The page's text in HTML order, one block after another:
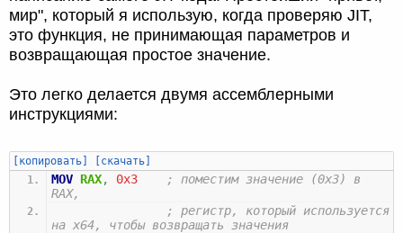
мир", который я использую, когда проверяю JIT,
это функция, не принимающая параметров и
возвращающая простое значение.
Это легко делается двумя ассемблерными
инструкциями:
[копировать] [скачать]
MOV RAX, 0x3
; поместим значение (0x3) в
RAX,
; регистр, который используется
на x64, чтобы возвращать значения